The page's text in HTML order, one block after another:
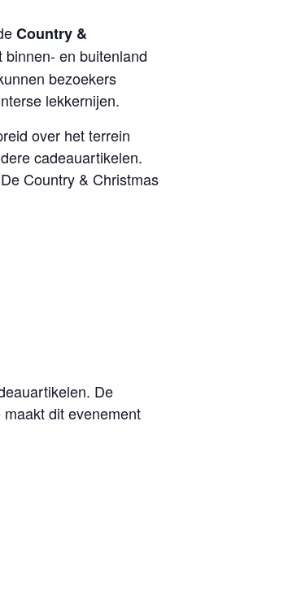
Country &
en buitenland
bezoekers
lekkernijen.
over het terrein
cadeauartikelen.
Country & Christmas
De
dit evenement